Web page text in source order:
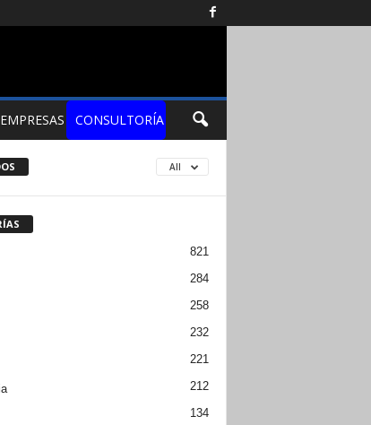
EMPRESAS CONSULTORÍA
All
821
284
258
232
221
212
134